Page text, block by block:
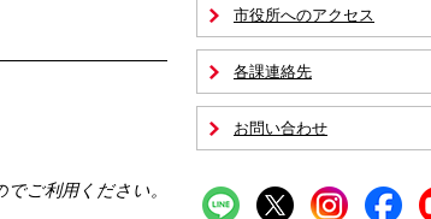
ご利用ください。
市役所へのアクセス
各課連絡先
お問い合わせ